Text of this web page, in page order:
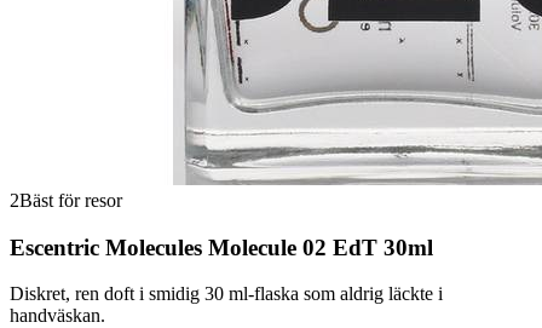
2Bäst för resor
Escentric Molecules Molecule 02 EdT 30ml
Diskret, ren doft i smidig 30 ml-flaska som aldrig läckte i
handväskan.